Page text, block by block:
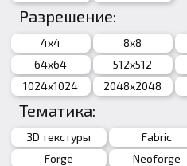
Разрешение:
4x4 8x8
64x64
512x512
1024x1024
2048x2048
Тематика:
3D текстуры Fabric
Forge
Neoforge